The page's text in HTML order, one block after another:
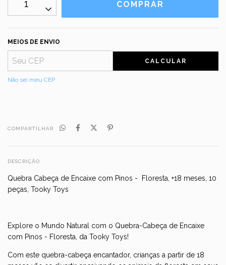
MEIOS DE ENVIO
CALCULAR
Não sei meu CEP
COMPARTILHAR
DESCRIÇÃO
Quebra Cabeça de Encaixe com Pinos - Floresta, +18 meses, 10
peças, Tooky Toys
Explore o Mundo Natural com o Quebra-Cabeça de Encaixe
com Pinos - Floresta, da Tooky Toys!
Com este quebra-cabeça encantador, crianças a partir de 18